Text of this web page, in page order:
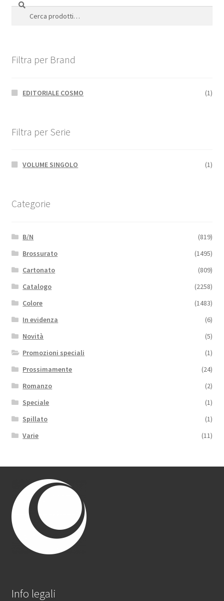
Cerca:
Filtra per Brand
EDITORIALE COSMO (1)
Filtra per Serie
VOLUME SINGOLO (1)
Categorie
B/N
(819)
Brossurato
(1495)
Cartonato
(809)
Catalogo
(2258)
Colore
(1483)
In evidenza
(6)
Novità
(5)
Promozioni speciali
(1)
Prossimamente
(24)
Romanzo
(2)
Speciale
(1)
Spillato
(1)
Varie
(11)
Info legali